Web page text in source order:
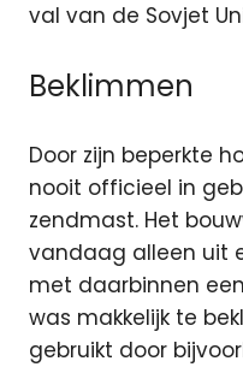
val van de Sovjet
Beklimmen
Door zijn beperkte
nooit officieel in
zendmast. Het
vandaag alleen uit
met daarbinnen
was makkelijk te
gebruikt door